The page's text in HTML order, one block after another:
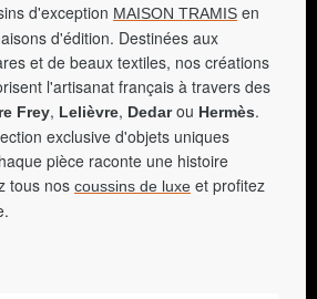
d'exception MAISON TRAMIS en
d'édition. Destinées aux
et de beaux textiles, nos créations
l'artisanat français à travers des
Frey, Lelièvre, Dedarou Hermès.
exclusive d'objets uniques
pièce raconte une histoire
tous nos coussins de luxe et profitez